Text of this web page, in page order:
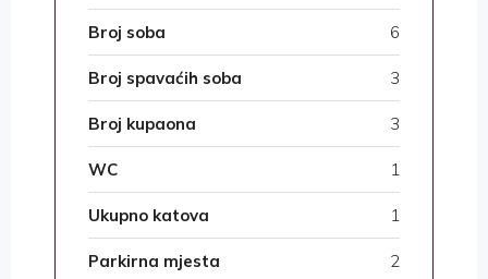
Broj soba 6
Broj spavaćih soba 3
Broj kupaona 3
WC 1
Ukupno katova 1
Parkirna mjesta 2